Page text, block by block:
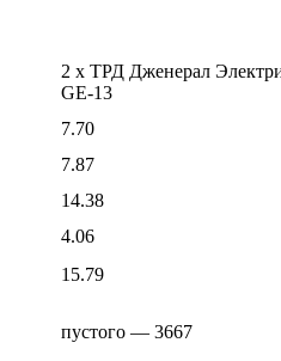
2 х ТРД Дженерал
GE-13
7.70
7.87
14.38
4.06
15.79
пустого — 3667